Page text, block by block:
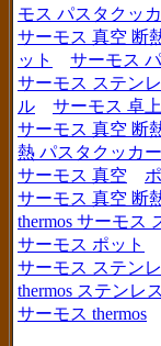
モス パスタクッ
サーモス 真空 断
ット
サーモス
サーモス ステン
ル
サーモス 卓
サーモス 真空 断
熱 パスタクッカー
サーモス 真空
サーモス 真空 断
thermos サーモス
サーモス ポット
サーモス ステン
thermos ステンレ
サーモス thermos